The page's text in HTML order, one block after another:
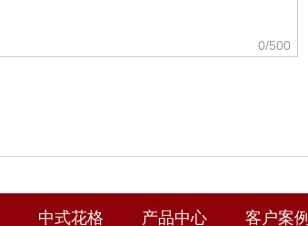
0/500
中式花格 产品中心 客户案例